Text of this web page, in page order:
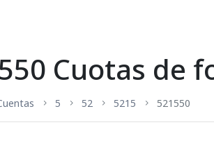
Cuotas de
5 52 5215 521550